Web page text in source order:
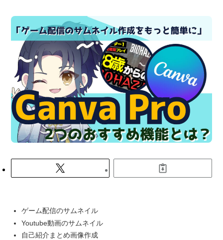
ゲーム配信のサムネイル
Youtube動画のサムネイル
自己紹介まとめ画像作成